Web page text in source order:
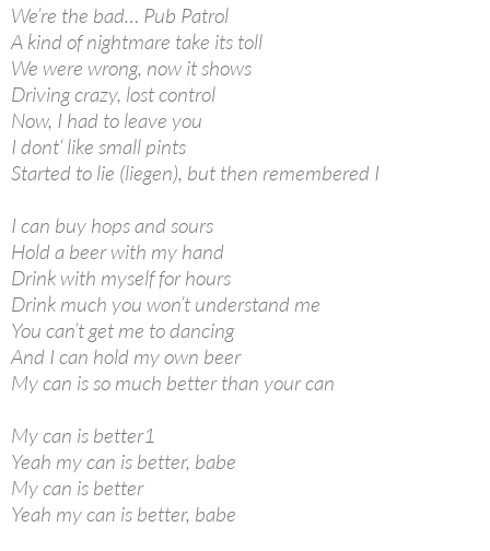
We’re the bad… Pub Patrol
A kind of nightmare take its toll
We were wrong, now it shows
Driving crazy, lost control
Now, I had to leave you
I dont‘ like small pints
Started to lie (liegen), but then remembered I
I can buy hops and sours
Hold a beer with my hand
Drink with myself for hours
Drink much you won’t understand me
You can’t get me to dancing
And I can hold my own beer
My can is so much better than your can
My can is better1
Yeah my can is better, babe
My can is better
Yeah my can is better, babe